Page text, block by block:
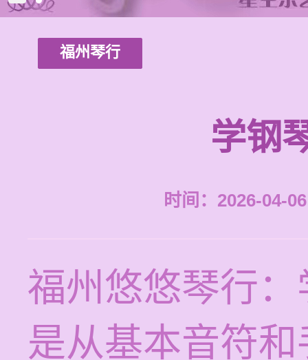
福州琴行
学钢
时间：2026-04-
福州悠悠琴行
是从基本音符